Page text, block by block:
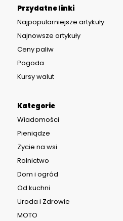
Kategorie
Wiadomości
Pieniądze
Życie na wsi
Rolnictwo
Dom i ogród
Od kuchni
Uroda i Zdrowie
MOTO
Przydatne linki
Najpopularniejsze artykuły
Najnowsze artykuły
Ceny paliw
Pogoda
Kursy walut